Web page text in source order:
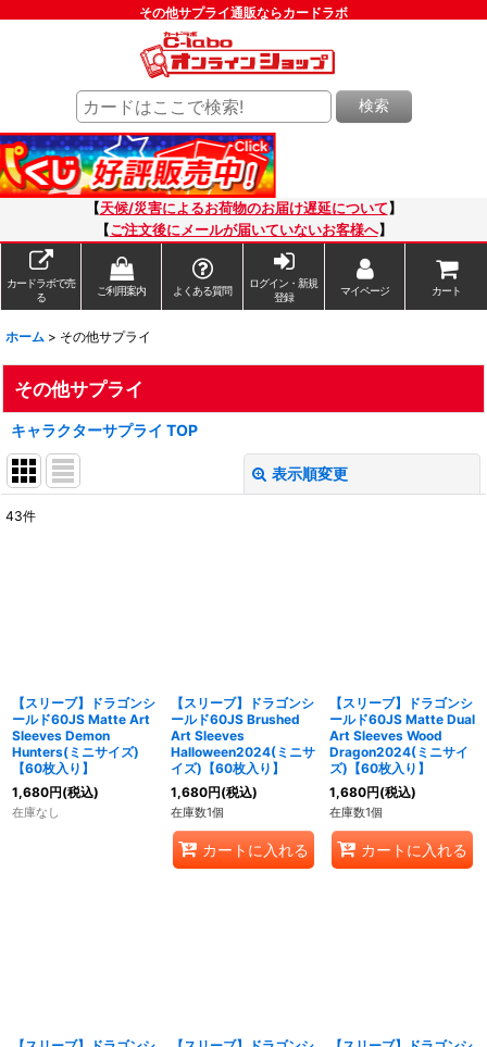
その他サプライ通販ならカードラボ
検索
【天候/災害によるお荷物のお届け遅延について 】
【ご注文後にメールが届いていないお客様へ】
カードラボで売
る
ご利用案内 よくある質問
ログイン・新規
登録
マイページ カート
ホーム > その他サプライ
その他サプライ
キャラクターサプライ TOP
表示順変更
絞り込む
43件
【スリーブ】ドラゴンシ
ールド60JS Matte Art
Sleeves Demon
Hunters(ミニサイズ)
【60枚入り】
1,680円(税込)
在庫なし
【スリーブ】ドラゴンシ
ールド60JS Brushed
Art Sleeves
Halloween2024(ミニサ
イズ)【60枚入り】
1,680円(税込)
在庫数1個
カートに入れる
【スリーブ】ドラゴンシ
ールド60JS Matte Dual
Art Sleeves Wood
Dragon2024(ミニサイ
ズ)【60枚入り】
1,680円(税込)
在庫数1個
カートに入れる